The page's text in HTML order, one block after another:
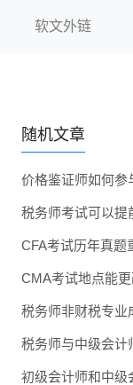
软文外链
随机文章
初级会计师和中级